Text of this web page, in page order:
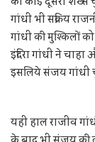
गांधी भी सक्रिय
गांधी की मुश्किलों को
इंदिरा गांधी ने
इसलिये संजय गांधी
यही हाल राजीव